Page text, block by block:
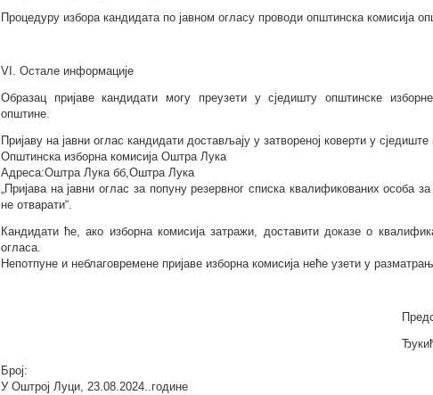
Процедуру избора кандидата по јавном огласу проводи општинска комисија
VI. Остале информације
Образац пријаве кандидати могу преузети у сједишту општинске
општине.
Пријаву на јавни оглас кандидати достављају у затвореној коверти у
Општинска изборна комисија Оштра Лука
Адреса:Оштра Лука бб,Оштра Лука
„Пријава на јавни оглас за попуну резервног списка квалификованих особа
не отварати“.
Кандидати ће, ако изборна комисија затражи, доставити доказе о
огласа.
Непотпуне и неблаговремене пријаве изборна комисија неће узети у
Број:
У Оштрој Луци, 23.08.2024..године